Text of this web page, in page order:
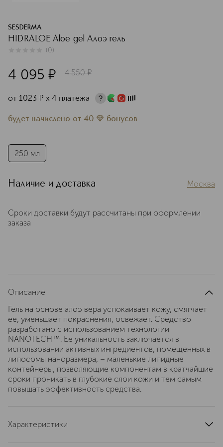
SESDERMA
HIDRALOE Aloe gel Алоэ гель
(0)
4 095 ¤ 4 550 ¤
от 1023 ¤ х 4 платежа
будет начислено от 40 бонусов
250 мл
Наличие и доставка Москва
Сроки доставки будут рассчитаны при оформлении
заказа
Описание
Гель на основе алоэ вера успокаивает кожу, смягчает
ее, уменьшает покраснения, освежает. Средство
разработано с использованием технологии
NANOTECH™. Ее уникальность заключается в
использовании активных ингредиентов, помещенных в
липосомы наноразмера, – маленькие липидные
контейнеры, позволяющие компонентам в кратчайшие
сроки проникать в глубокие слои кожи и тем самым
повышать эффективность средства.
Характеристики